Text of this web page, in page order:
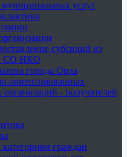
муниципальных услуг
субсидий из
СО НКО
города Орла
ориентированных
организаций - получателей
граждан